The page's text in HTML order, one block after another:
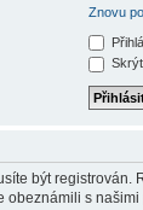
Znovu
být registrován.
obeznámili s